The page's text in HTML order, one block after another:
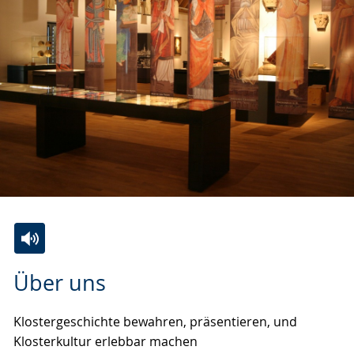
Über uns
Klostergeschichte bewahren, präsentieren, und
Klosterkultur erlebbar machen
Leichten
wechseln.
Audio-
Video
Deutscher
Gebärdensprache